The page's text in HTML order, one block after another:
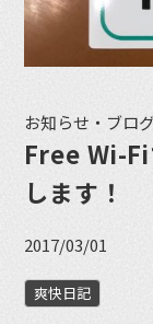
お知らせ・ブロ
Free Wi-
します！
2017/03/01
爽快日記